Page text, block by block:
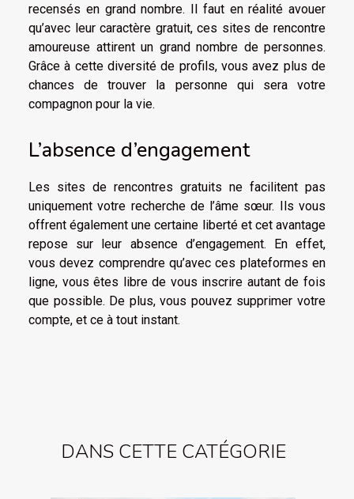
recensés en grand nombre. Il faut en réalité avouer
qu’avec leur caractère gratuit, ces sites de rencontre
amoureuse attirent un grand nombre de personnes.
Grâce à cette diversité de profils, vous avez plus de
chances de trouver la personne qui sera votre
compagnon pour la vie.
L’absence d’engagement
Les sites de rencontres gratuits ne facilitent pas
uniquement votre recherche de l’âme sœur. Ils vous
offrent également une certaine liberté et cet avantage
repose sur leur absence d’engagement. En effet,
vous devez comprendre qu’avec ces plateformes en
ligne, vous êtes libre de vous inscrire autant de fois
que possible. De plus, vous pouvez supprimer votre
compte, et ce à tout instant.
DANS CETTE CATÉGORIE